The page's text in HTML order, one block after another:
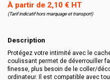
À partir de 2,10 € HT
(Tarif indicatif hors marquage et transport)
Description
Protégez votre intimité avec le
coulissant permet de déverrouiller
finesse, plus besoin de le coller/
ordinateur. Il est compatible avec